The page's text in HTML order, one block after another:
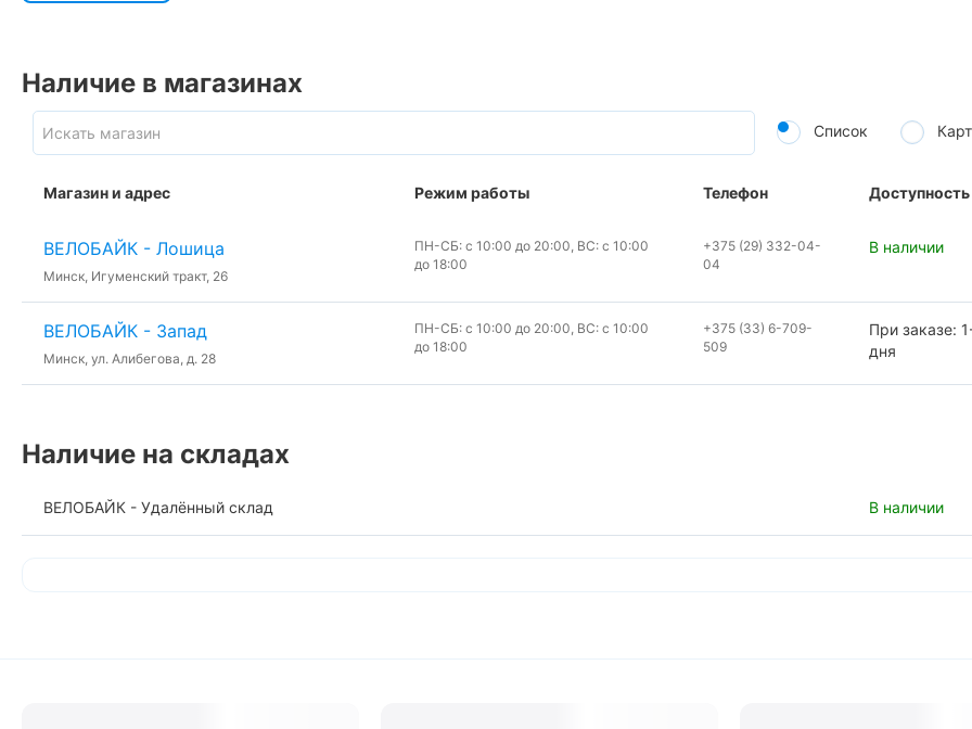
Наличие в магазинах
Список
Магазин и адрес Режим работы Телефон Доступность
ВЕЛОБАЙК - Лошица
Минск, Игуменский тракт, 26
ПН-СБ: с 10:00 до 20:00, ВС: с 10:00
до 18:00
+375 (29) 332-04-
04
В наличии
ВЕЛОБАЙК - Запад
Минск, ул. Алибегова, д. 28
ПН-СБ: с 10:00 до 20:00, ВС: с 10:00
до 18:00
+375 (33) 6-709-
509
При заказе:
дня
Наличие на складах
ВЕЛОБАЙК - Удалённый склад В наличии